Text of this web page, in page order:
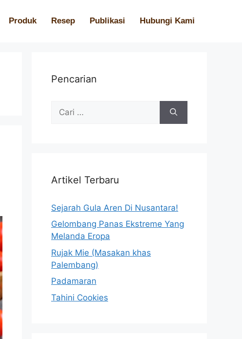
Produk Resep Publikasi Hubungi Kami
Pencarian
Artikel Terbaru
Sejarah Gula Aren Di Nusantara!
Gelombang Panas Ekstreme Yang
Melanda Eropa
Rujak Mie (Masakan khas
Palembang)
Padamaran
Tahini Cookies